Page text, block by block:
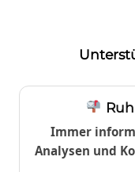
Immer
Analysen und